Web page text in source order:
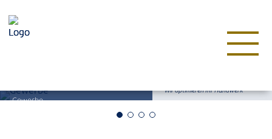
Gewerbe
Wir optimieren Ihr Handwerk